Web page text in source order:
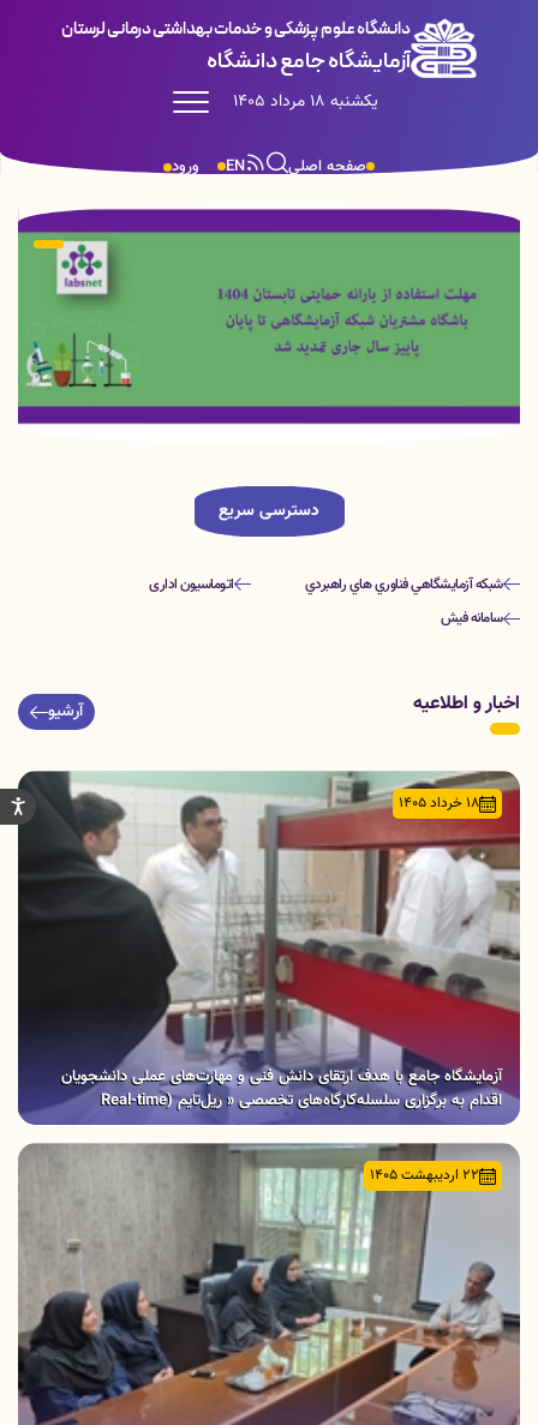
دانشگاه علوم پزشکی و خدمات بهداشتی درمانی لرستان
آزمایشگاه جامع دانشگاه
یکشنبه 18 مرداد 1405
ورود EN صفحه اصلی
دسترسی سریع
شبكه آزمايشگاهي فناوري هاي راهبردي
اتوماسیون اداری
سامانه فیش
اخبار و اطلاعیه آرشیو
18 خرداد 1405
آزمایشگاه جامع با هدف ارتقای دانش فنی و مهارت‌های عملی دانشجویان
اقدام به برگزاری سلسله‌کارگاه‌های تخصصی « ریل‌تایم (Real-time
Systems)» نمود.
22 اردیبهشت 1405